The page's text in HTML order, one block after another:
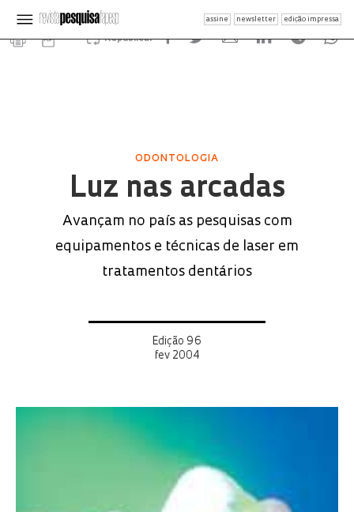
assine newsletter edição impressa
Republicar
ODONTOLOGIA
Luz nas arcadas
Avançam no país as pesquisas com
equipamentos e técnicas de laser em
tratamentos dentários
Edição 96
fev 2004